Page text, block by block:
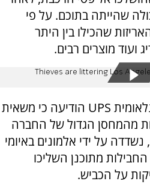
שהייתה בתוכם. על פי
שהכילו בין היתר
ועוד מוצרים רבים.
Thieves are littering Los
UPS הודיעה כי משאית
מהמחסן הגדול של החברה
על ידי אלמונים באיומי
מתוכנן השליכו
על הכביש.